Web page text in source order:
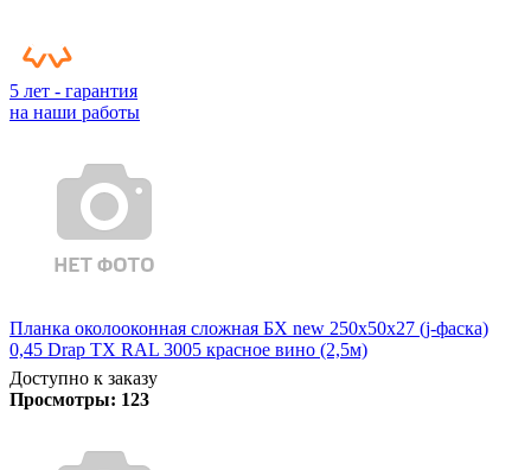
5 лет - гарантия
на наши работы
Планка околооконная сложная БХ new 250х50х27 (j-фаска)
0,45 Drap TX RAL 3005 красное вино (2,5м)
Доступно к заказу
Просмотры: 123